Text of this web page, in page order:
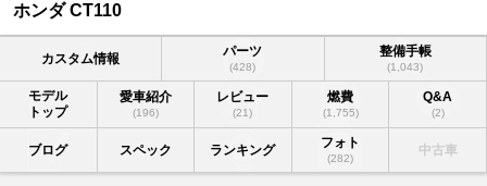
ホンダ CT110
カスタム情報 パーツ
(428)
整備手帳
(1,043)
モデル
トップ
愛車紹介
(196)
レビュー
(21)
燃費
(1,755)
Q&A
(2)
ブログ スペック ランキング フォト
(282)
中古車